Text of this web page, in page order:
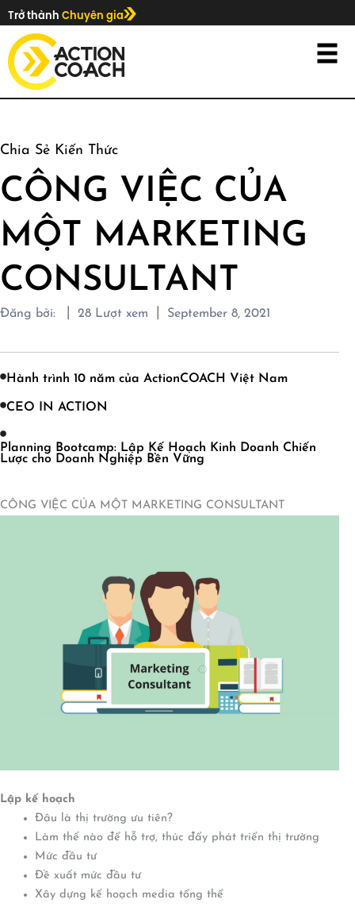
Trở thành Chuyên gia
Chia Sẻ Kiến Thức
CÔNG VIỆC CỦA
MỘT MARKETING
CONSULTANT
Đăng bởi: 28 Lượt xem September 8, 2021
Hành trình 10 năm của ActionCOACH Việt Nam
CEO IN ACTION
Planning Bootcamp: Lập Kế Hoạch Kinh Doanh Chiến
Lược cho Doanh Nghiệp Bền Vững
CÔNG VIỆC CỦA MỘT MARKETING CONSULTANT
Lập kế hoạch
Đâu là thị trường ưu tiên?
Làm thế nào để hỗ trợ, thúc đẩy phát triển thị trường
Mức đầu tư
Đề xuất mức đầu tư
Xây dựng kế hoạch media tổng thể